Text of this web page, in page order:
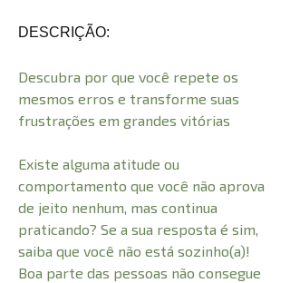
DESCRIÇÃO:
Descubra por que você repete os
mesmos erros e transforme suas
frustrações em grandes vitórias
Existe alguma atitude ou
comportamento que você não aprova
de jeito nenhum, mas continua
praticando? Se a sua resposta é sim,
saiba que você não está sozinho(a)!
Boa parte das pessoas não consegue